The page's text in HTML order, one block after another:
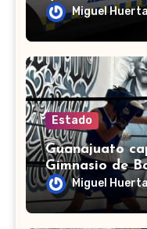
investigación
Miguel Huerta
Estado
Guanajuato
Gimnasio de
Torres Landa
Miguel